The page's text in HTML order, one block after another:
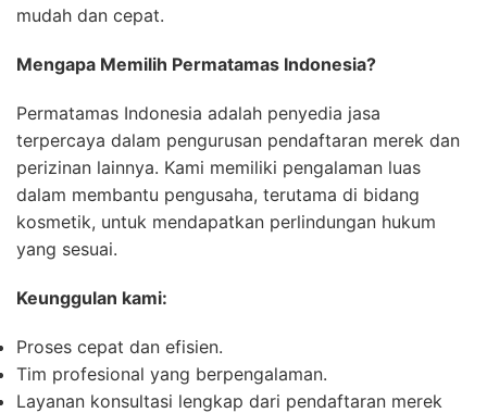
mudah dan cepat.
Mengapa Memilih Permatamas Indonesia?
Permatamas Indonesia adalah penyedia jasa
terpercaya dalam pengurusan pendaftaran merek dan
perizinan lainnya. Kami memiliki pengalaman luas
dalam membantu pengusaha, terutama di bidang
kosmetik, untuk mendapatkan perlindungan hukum
yang sesuai.
Keunggulan kami:
Proses cepat dan efisien.
Tim profesional yang berpengalaman.
Layanan konsultasi lengkap dari pendaftaran merek